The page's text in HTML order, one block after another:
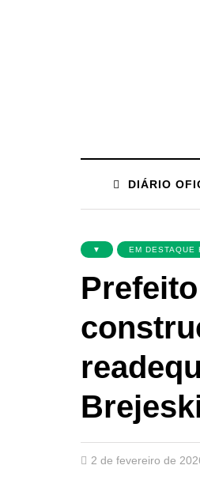
DIÁRIO
▼ EM DESTAQUE
2 de fevereiro de